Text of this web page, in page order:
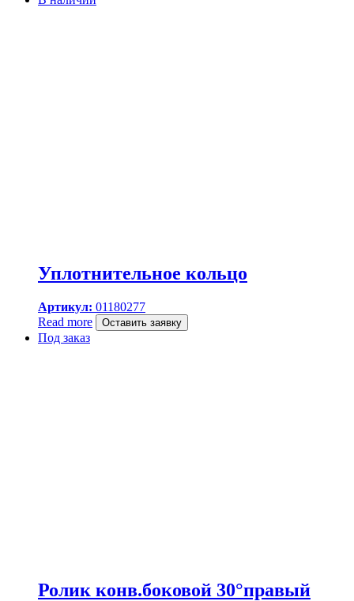
Уплотнительное кольцо
Артикул: 01180277
Read more
Оставить заявку
Под заказ
Ролик конв.боковой 30°правый